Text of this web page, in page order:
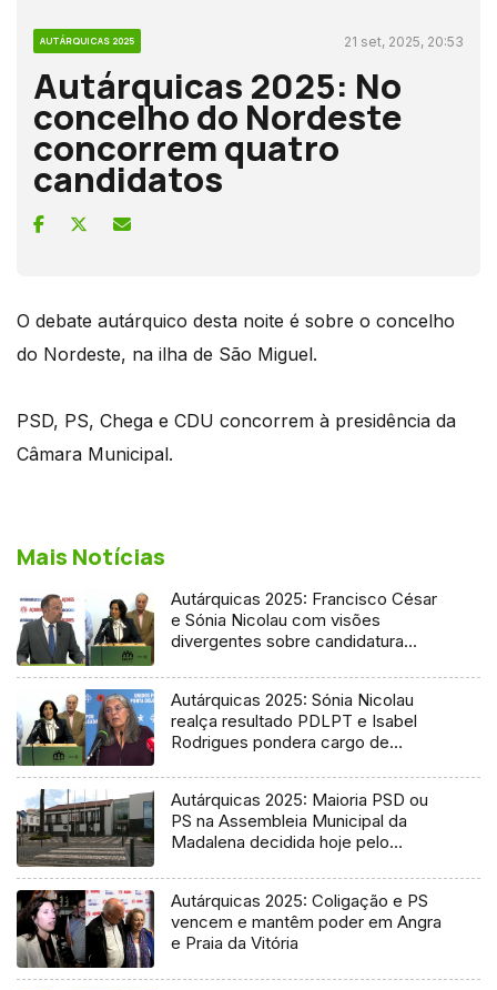
AUTÁRQUICAS 2025 21 set, 2025, 20:53
Autárquicas 2025: No
concelho do Nordeste
concorrem quatro
candidatos
O debate autárquico desta noite é sobre o concelho
do Nordeste, na ilha de São Miguel.
PSD, PS, Chega e CDU concorrem à presidência da
Câmara Municipal.
Mais Notícias
Autárquicas 2025: Francisco César
e Sónia Nicolau com visões
divergentes sobre candidatura
Autárquicas 2025: Sónia Nicolau
realça resultado PDLPT e Isabel
Rodrigues pondera cargo de
Autárquicas 2025: Maioria PSD ou
PS na Assembleia Municipal da
Madalena decidida hoje pelo
Autárquicas 2025: Coligação e PS
vencem e mantêm poder em Angra
e Praia da Vitória